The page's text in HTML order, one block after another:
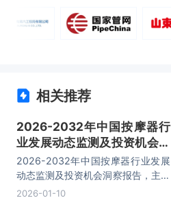
相关推荐
2026-2032年中国按摩器行
业发展动态监测及投资机会洞
察报告
2026-2032年中国按摩器行业发展
动态监测及投资机会洞察报告，主要
包括行业发展现状分析、竞争状态及
2026-01-10